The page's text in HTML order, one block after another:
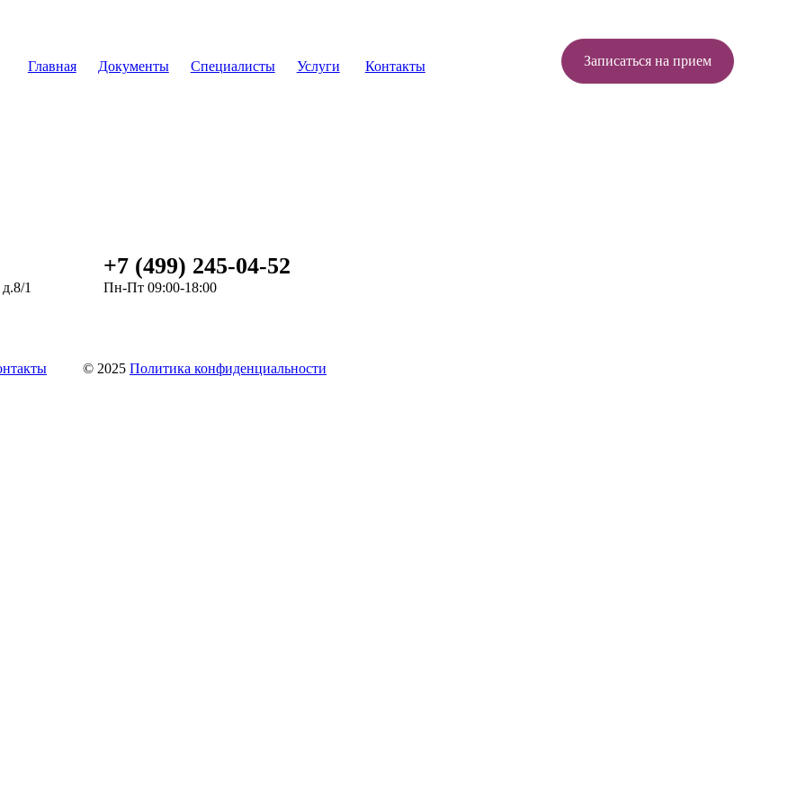
Главная Документы Специалисты Услуги Контакты Записаться на прием
1
+7 (499) 245-04-52
Пн-Пт 09:00-18:00
© 2025 Политика конфиденциальности